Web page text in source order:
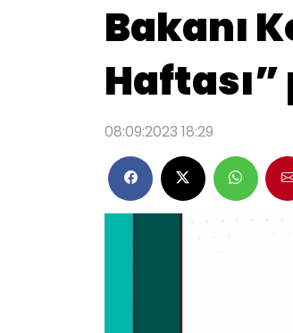
Bakanı
Haftası”
08:09:2023 18:29